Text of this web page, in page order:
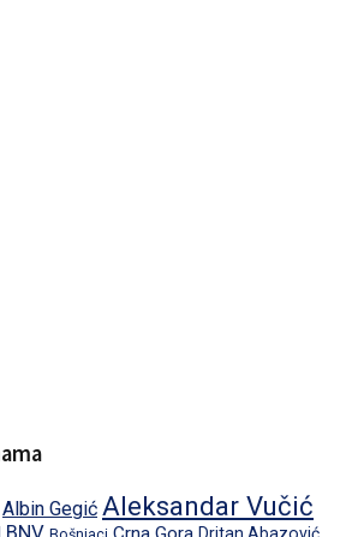
Albin Gegić Aleksandar Vučić